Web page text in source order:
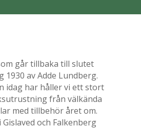
går tillbaka till slutet
av Adde Lundberg.
idag har håller vi ett stort
från välkända
med tillbehör året om.
och Falkenberg